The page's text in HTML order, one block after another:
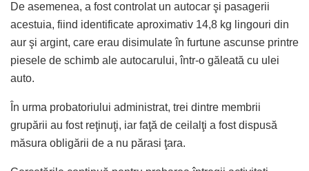
De asemenea, a fost controlat un autocar şi pasagerii
acestuia, fiind identificate aproximativ 14,8 kg lingouri din
aur şi argint, care erau disimulate în furtune ascunse printre
piesele de schimb ale autocarului, într-o găleată cu ulei
auto.
În urma probatoriului administrat, trei dintre membrii
grupării au fost reţinuţi, iar faţă de ceilalţi a fost dispusă
măsura obligării de a nu părasi ţara.